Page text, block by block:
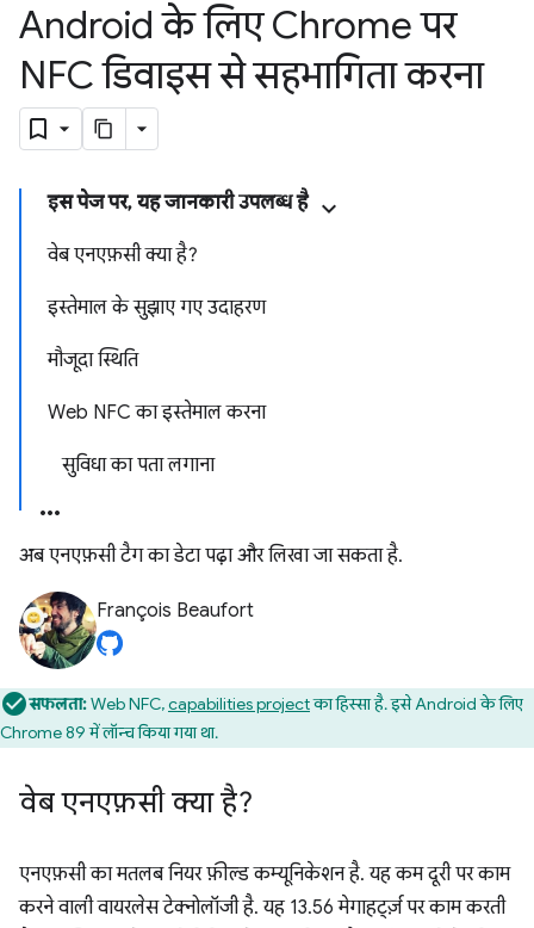
Android के लिए Chrome पर
NFC डिवाइस से सहभागिता करना
इस पेज पर, यह जानकारी उपलब्ध है
वेब एनएफ़सी क्या है?
इस्तेमाल के सुझाए गए उदाहरण
मौजूदा स्थिति
Web NFC का इस्तेमाल करना
सुविधा का पता लगाना
अब एनएफ़सी टैग का डेटा पढ़ा और लिखा जा सकता है.
François Beaufort
सफलता:Web NFC,capabilities projectका हिस्सा है. इसे Android के लिए
Chrome 89 में लॉन्च किया गया था.
वेब एनएफ़सी क्या है?
एनएफ़सी का मतलब नियर फ़ील्ड कम्यूनिकेशन है. यह कम दूरी पर काम
करने वाली वायरलेस टेक्नोलॉजी है. यह 13.56 मेगाहर्ट्ज़ पर काम करती